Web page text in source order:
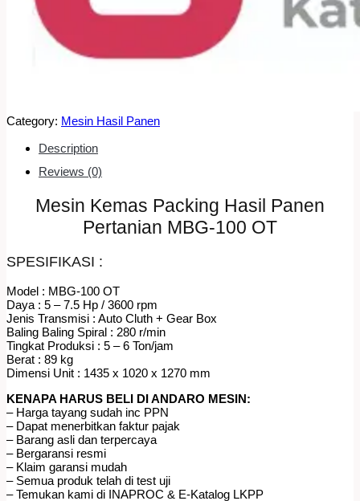
Category: Mesin Hasil Panen
Description
Reviews (0)
Mesin Kemas Packing Hasil Panen
Pertanian MBG-100 OT
SPESIFIKASI :
Model : MBG-100 OT
Daya : 5 – 7.5 Hp / 3600 rpm
Jenis Transmisi : Auto Cluth + Gear Box
Baling Baling Spiral : 280 r/min
Tingkat Produksi : 5 – 6 Ton/jam
Berat : 89 kg
Dimensi Unit : 1435 x 1020 x 1270 mm
KENAPA HARUS BELI DI ANDARO MESIN:
– Harga tayang sudah inc PPN
– Dapat menerbitkan faktur pajak
– Barang asli dan terpercaya
– Bergaransi resmi
– Klaim garansi mudah
– Semua produk telah di test uji
– Temukan kami di INAPROC & E-Katalog LKPP